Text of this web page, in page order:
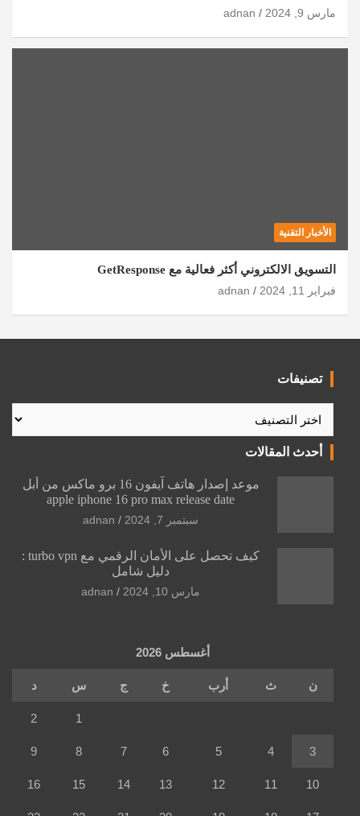
مارس 9, 2024
adnan
الأخبار التقنية
التسويق الالكتروني أكثر فعالية مع GetResponse
فبراير 11, 2024
adnan
تصنيفات
تصنيفات
أحدث المقالات
موعد إصدار هاتف آيفون 16 برو ماكس من أبل
apple iphone 16 pro max release date
سبتمبر 7, 2024 adnan
كيف تحصل على الأمان الرقمي مع turbo vpn :
دليل شامل
مارس 10, 2024 adnan
أغسطس 2026
ن ث أرب خ ج س د
1
2
3
4
5
6
7
8
9
10
11
12
13
14
15
16